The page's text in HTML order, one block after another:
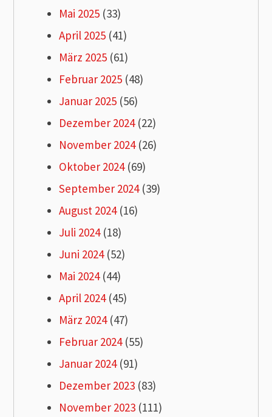
Mai 2025 (33)
April 2025 (41)
März 2025 (61)
Februar 2025 (48)
Januar 2025 (56)
Dezember 2024(22)
November 2024(26)
Oktober 2024(69)
September 2024(39)
August 2024(16)
Juli 2024(18)
Juni 2024(52)
Mai 2024(44)
April 2024(45)
März 2024(47)
Februar 2024(55)
Januar 2024(91)
Dezember 2023 (83)
November 2023 (111)